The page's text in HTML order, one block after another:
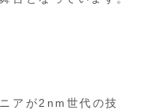
アが2nm世代の技